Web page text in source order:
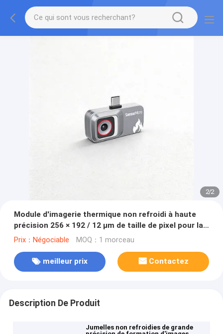
2/2
Module d'imagerie thermique non refroidi à haute
précision 256 × 192 / 12 μm de taille de pixel pour la
mesure de la température
Prix：Négociable MOQ：1 morceau
meilleur prix Contactez
Description De Produit
Jumelles non refroidies de grande